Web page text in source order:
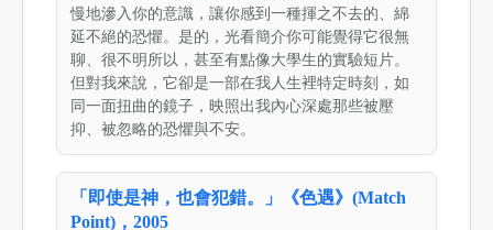
慢地滲入你的意識，讓你感到一種揮之不去的、綿
延不絕的恐懼。是的，光看簡介你可能覺得它很無
聊、很不明所以，甚至有點像大學生的實驗短片。
但對我來說，它卻是一部在我人生裡特定時刻，如
同一面扭曲的鏡子，映照出我內心深處那些被壓
抑、被忽略的恐懼與不安。
「即使是神，也會犯錯。」《色遇》(Match
Point)，2005